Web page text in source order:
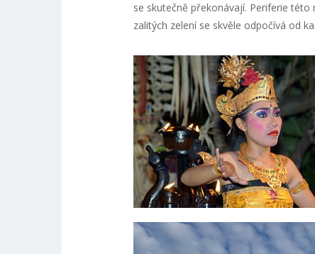
se skutečně překonávají. Periferie
zalitých zelení se skvěle odpočívá od